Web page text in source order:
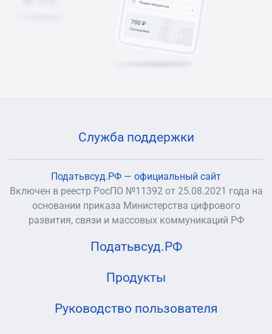
Служба поддержки
Податьвсуд.РФ — официальный сайт
Включен в реестр РосПО №11392 от 25.08.2021 года на
основании приказа Министерства цифрового
развития, связи и массовых коммуникаций РФ
Податьвсуд.РФ
Продукты
Руководство пользователя